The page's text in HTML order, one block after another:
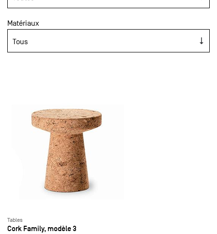
Matériaux
Tables
Cork Family, modèle 3